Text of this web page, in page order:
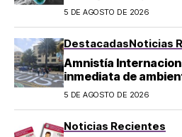
epidemiológica
5 DE AGOSTO DE 2026
DestacadasNoticias
Amnistía
inmediata de
en Michoacán
5 DE AGOSTO DE 2026
Noticias Recientes